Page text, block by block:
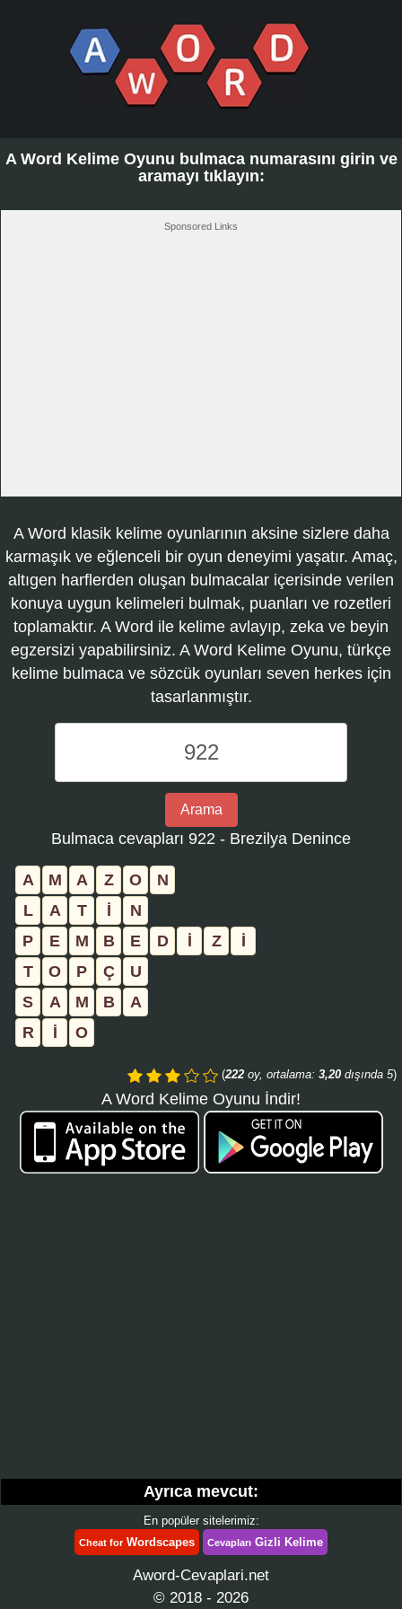
A Word Kelime Oyunu bulmaca numarasını girin ve
aramayı tıklayın:
Sponsored Links
A Word klasik kelime oyunlarının aksine sizlere daha
karmaşık ve eğlenceli bir oyun deneyimi yaşatır. Amaç,
altıgen harflerden oluşan bulmacalar içerisinde verilen
konuya uygun kelimeleri bulmak, puanları ve rozetleri
toplamaktır. A Word ile kelime avlayıp, zeka ve beyin
egzersizi yapabilirsiniz. A Word Kelime Oyunu, türkçe
kelime bulmaca ve sözcük oyunları seven herkes için
tasarlanmıştır.
Word
Kelime
Oyunu
bulmaca
numarasını
tıklayın:
Arama
Bulmaca cevapları 922 - Brezilya Denince
A M A Z O
N
L
A T İ
N
P
E M B E D İ Z
İ
T
O P Ç
U
S
A M B
A
R
İ O
(222 oy, ortalama: 3,20 dışında 5)
A Word Kelime Oyunu İndir!
Ayrıca mevcut:
En popüler sitelerimiz:
Cheat forWordscapes Cevapları Gizli Kelime
Aword-Cevaplari.net
© 2018 - 2026